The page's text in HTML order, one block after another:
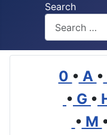
Search
0 • A •
• G •
• M